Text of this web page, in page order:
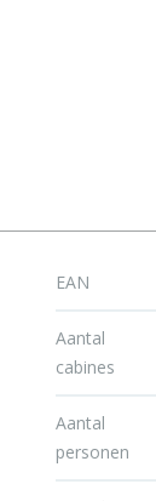
EAN
Aantal
cabines
Aantal
personen